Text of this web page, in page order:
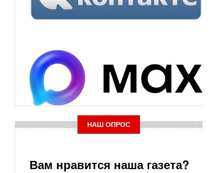
НАШ ОПРОС
Вам нравится наша газета?